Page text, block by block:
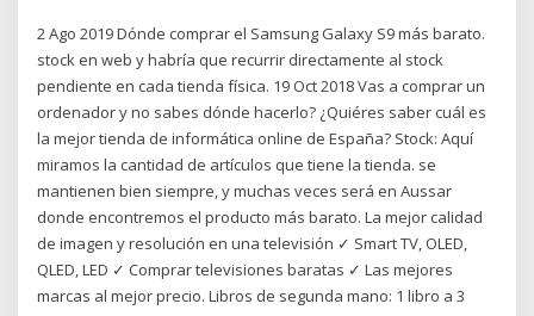
2 Ago 2019 Dónde comprar el Samsung Galaxy S9 más barato.
stock en web y habría que recurrir directamente al stock
pendiente en cada tienda física. 19 Oct 2018 Vas a comprar un
ordenador y no sabes dónde hacerlo? ¿Quiéres saber cuál es
la mejor tienda de informática online de España? Stock: Aquí
miramos la cantidad de artículos que tiene la tienda. se
mantienen bien siempre, y muchas veces será en Aussar
donde encontremos el producto más barato. La mejor calidad
de imagen y resolución en una televisión ✓ Smart TV, OLED,
QLED, LED ✓ Comprar televisiones baratas ✓ Las mejores
marcas al mejor precio. Libros de segunda mano: 1 libro a 3